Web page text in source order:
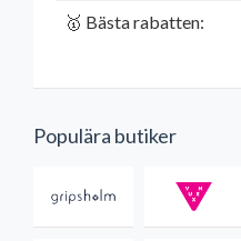
🥇 Bästa rabatten:
Populära butiker